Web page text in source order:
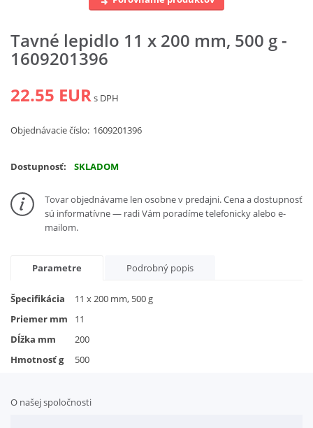
Tavné lepidlo 11 x 200 mm, 500 g -
1609201396
22.55 EURs DPH
Objednávacie číslo: 1609201396
Dostupnosť: SKLADOM
Tovar objednávame len osobne v predajni. Cena a dostupnosť
sú informatívne — radi Vám poradíme telefonicky alebo e-
mailom.
Parametre Podrobný popis
Špecifikácia
11 x 200 mm, 500 g
Priemer mm
11
Dĺžka mm
200
Hmotnosť g
500
O našej spoločnosti